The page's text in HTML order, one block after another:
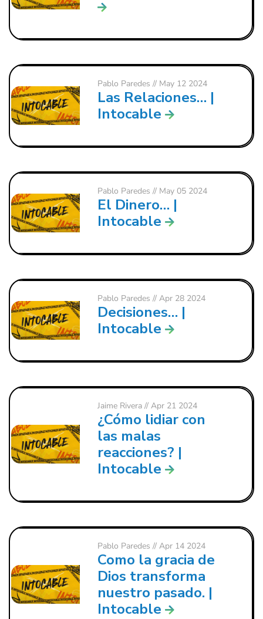
Pablo Paredes // May 12 2024
Las Relaciones… |
Intocable
Pablo Paredes // May 05 2024
El Dinero… |
Intocable
Pablo Paredes // Apr 28 2024
Decisiones… |
Intocable
Jaime Rivera// Apr 21 2024
¿Cómo lidiar con
las malas
reacciones? |
Intocable
Pablo Paredes // Apr 14 2024
Como la gracia de
Dios transforma
nuestro pasado. |
Intocable